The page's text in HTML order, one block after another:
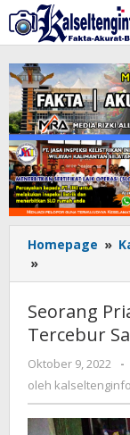
Lewati
ke
konten
Homepage »
»
Pria
Diduga
Tercebur
Saat
Tangan
Seorang
Tercebur
Oktober 9, 2022 -
oleh